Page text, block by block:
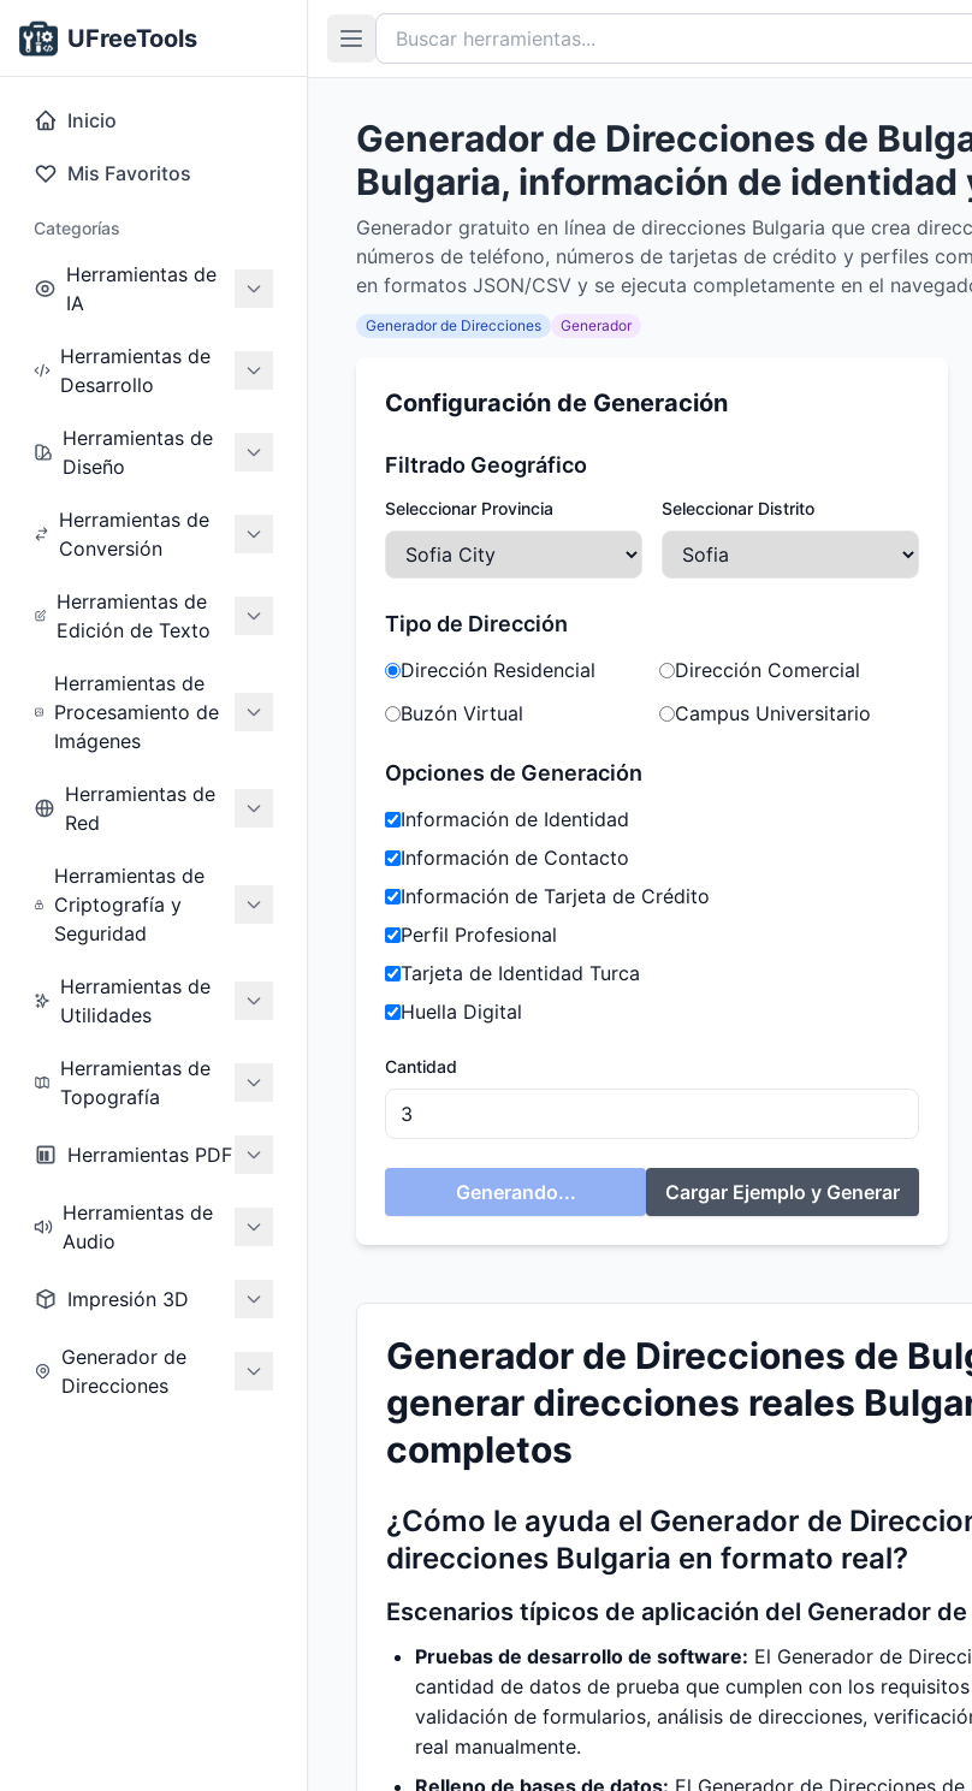
UFreeTools
Inicio
Mis Favoritos
Categorías
Herramientas de
IA
Herramientas de
Desarrollo
Herramientas de
Diseño
Herramientas de
Conversión
Herramientas de
Edición de Texto
Herramientas de
Procesamiento de
Imágenes
Herramientas de
Red
Herramientas de
Criptografía y
Seguridad
Herramientas de
Utilidades
Herramientas de
Topografía
Herramientas PDF
Herramientas de
Audio
Impresión 3D
Generador de
Direcciones
Generador de Direcciones de
Bulgaria, información de
Generador gratuito en línea de direcciones Bulgaria que crea
números de teléfono, números de tarjetas de crédito y perfiles
en formatos JSON/CSV y se ejecuta completamente en el
Generador de Direcciones Generador
Configuración de Generación
Filtrado Geográfico
Seleccionar Provincia Seleccionar Distrito
Tipo de Dirección
Dirección Residencial
Dirección Comercial
Buzón Virtual
Campus Universitario
Opciones de Generación
Información de Identidad
Información de Contacto
Información de Tarjeta de Crédito
Perfil Profesional
Tarjeta de Identidad Turca
Huella Digital
Cantidad
Generando... Cargar Ejemplo y Generar
Generador de Direcciones de
generar direcciones reales
completos
¿Cómo le ayuda el Generador de
direcciones Bulgaria en formato real?
Escenarios típicos de aplicación del Generador
Pruebas de desarrollo de software: El Generador de
cantidad de datos de prueba que cumplen con los
validación de formularios, análisis de direcciones,
real manualmente.
Relleno de bases de datos: El Generador de Direcciones